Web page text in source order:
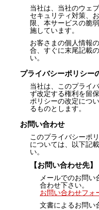
当社は、当社のウェ
セキュリティ対策、
限、本サービスの脆
施しています。
お客さまの個人情報
合、すぐに末尾記載
い。
プライバシーポリシー
当社は、このプライ
ず改定する権利を留
ポリシーの改定につ
るものとします。
お問い合わせ
このプライバシーポ
については、以下記
い。
【お問い合わせ先】
メールでのお問
合わせ下さい。
お問い合わせフォ
文書によるお問い